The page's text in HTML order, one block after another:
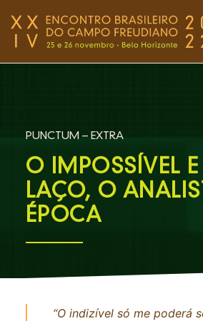
BOLETIM PUNCTUM
LIVRARIA
ACOLHIMENTO
PUNCTUM – EXTRA
O IMPOSSÍVEL
LAÇO, O
ÉPOCA
“O indizível só me poderá